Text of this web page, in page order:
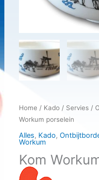
Home / Kado/ Servies/
Workum porselein
Alles, Kado,
Workum
Kom